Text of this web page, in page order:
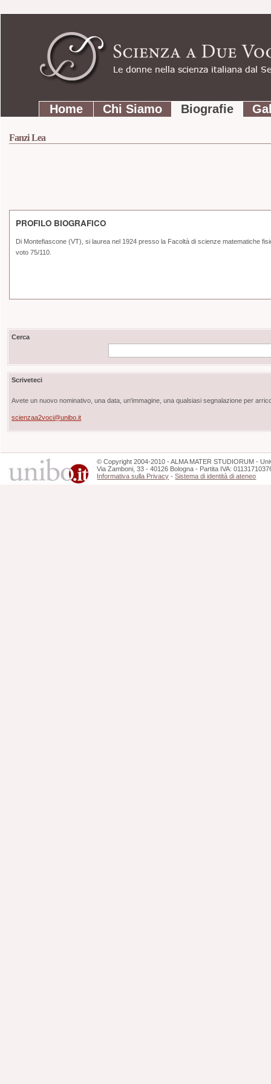
contenuti.
Strumenti
personali
SezioniHome Chi Siamo Biografie
Fanzi Lea
PROFILO BIOGRAFICO
Di Montefiascone (VT), si laurea nel 1924 presso la Facoltà di scienze matematiche
voto 75/110.
Cerca
Scriveteci
Avete un nuovo nominativo, una data, un'immagine, una qualsiasi segnalazione per
scienzaa2voci@unibo.it
©Copyright 2004-2010 - ALMA MATER STUDIORUM -
Via Zamboni, 33 - 40126 Bologna - Partita IVA:
Informativa sulla Privacy -Sistema di identità di ateneo